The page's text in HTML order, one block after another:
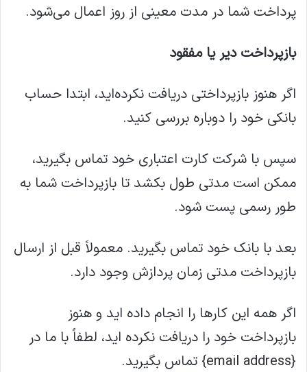
پرداخت شما در مدت معینی از روز اعمال می‌شود.
بازپرداخت دیر یا مفقود
اگر هنوز بازپرداختی دریافت نکرده‌اید، ابتدا حساب
بانکی خود را دوباره بررسی کنید.
سپس با شرکت کارت اعتباری خود تماس بگیرید،
ممکن است مدتی طول بکشد تا بازپرداخت شما به
طور رسمی پست شود.
بعد با بانک خود تماس بگیرید. معمولاً قبل از ارسال
بازپرداخت مدتی زمان پردازش وجود دارد.
اگر همه این کارها را انجام داده اید و هنوز
بازپرداخت خود را دریافت نکرده اید، لطفاً با ما در
{email address} تماس بگیرید.